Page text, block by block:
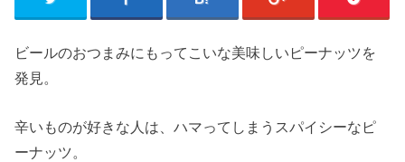
ビールのおつまみにもってこいな美味しいピーナッツを
発見。
辛いものが好きな人は、ハマってしまうスパイシーなピ
ーナッツ。